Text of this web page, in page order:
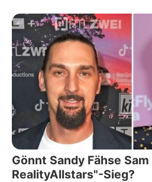
Gönnt Sandy Fähse
RealityAllstars"-Sieg?